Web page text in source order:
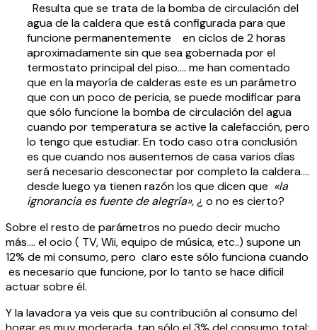
Resulta que se trata de la bomba de circulación del
agua de la caldera que está configurada para que
funcione permanentemente en ciclos de 2 horas
aproximadamente sin que sea gobernada por el
termostato principal del piso…. me han comentado
que en la mayoría de calderas este es un parámetro
que con un poco de pericia, se puede modificar para
que sólo funcione la bomba de circulación del agua
cuando por temperatura se active la calefacción, pero
lo tengo que estudiar. En todo caso otra conclusión
es que cuando nos ausentemos de casa varios días
será necesario desconectar por completo la caldera….
desde luego ya tienen razón los que dicen que «la
ignorancia es fuente de alegría»,¿ o no es cierto?
Sobre el resto de parámetros no puedo decir mucho
más…. el ocio ( TV, Wii, equipo de música, etc..) supone un
12% de mi consumo, pero claro este sólo funciona cuando
es necesario que funcione, por lo tanto se hace difícil
actuar sobre él.
Y la lavadora ya veis que su contribución al consumo del